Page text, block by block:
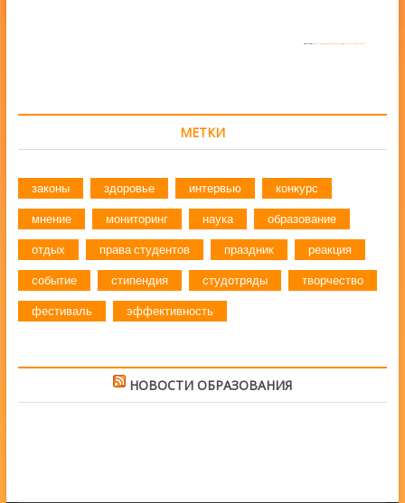
МЕТКИ
законы здоровье интервью конкурс
мнение мониторинг наука образование
отдых права студентов праздник реакция
событие стипендия студотряды творчество
фестиваль эффективность
НОВОСТИ ОБРАЗОВАНИЯ